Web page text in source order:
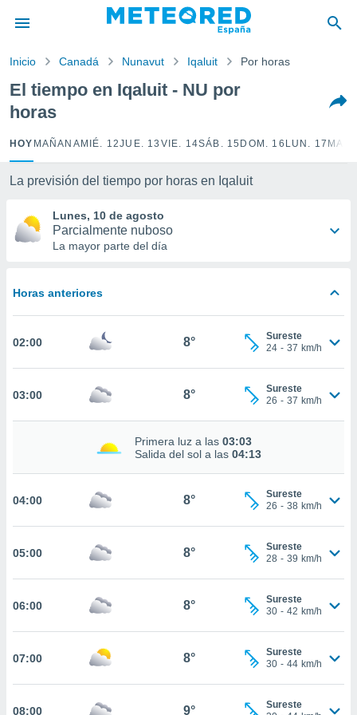
por
para
la
calidad.
a este
las
y
forma
basada
permite
coste.
a la
todas
ya sean
nos
en
perfil
y
Inicio Canadá Nunavut Iqaluit Por horas
El tiempo en Iqaluit - NU por
horas
HOY MAÑANA MIÉ. 12JUE. 13 VIE. 14SÁB. 15 DOM. 16 LUN. 17
La previsión del tiempo por horas en Iqaluit
Lunes, 10 de agosto
Parcialmente nuboso
La mayor parte del día
Horas anteriores
02:00 8°
Sureste
24 - 37 km/h
03:00 8°
Sureste
26 - 37 km/h
Primera luz a las 03:03
Salida del sol a las 04:13
04:00 8°
Sureste
26 - 38 km/h
05:00 8°
Sureste
28 - 39 km/h
06:00 8°
Sureste
30 - 42 km/h
07:00 8°
Sureste
30 - 44 km/h
08:00 9°
Sureste